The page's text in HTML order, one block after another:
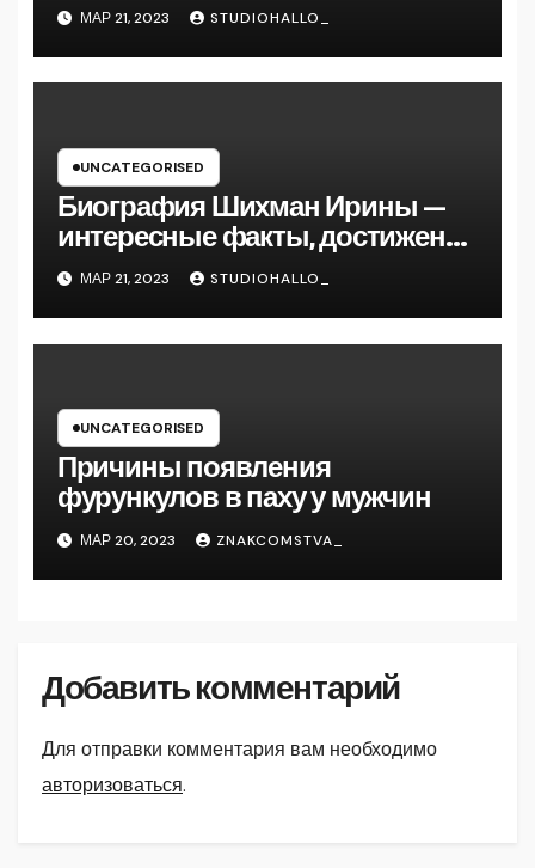
до руководителя
МАР 21, 2023 STUDIOHALLO_
UNCATEGORISED
Биография Шихман Ирины —
интересные факты, достижения
и путь к успеху
МАР 21, 2023 STUDIOHALLO_
UNCATEGORISED
Причины появления
фурункулов в паху у мужчин
МАР 20, 2023 ZNAKCOMSTVA_
Добавить комментарий
Для отправки комментария вам необходимо
авторизоваться.